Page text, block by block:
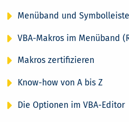
Menüband und
VBA-Makros im Menüband
Makros zertifizieren
Know-how von A bis Z
Die Optionen im VBA-Editor